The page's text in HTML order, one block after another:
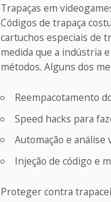
Trapaças em
Códigos de trapaça
cartuchos especiais de
medida que a indústria
métodos. Alguns dos
Reempacotamento
Speed hacks para
Automação e
Injeção de código e
Proteger contra